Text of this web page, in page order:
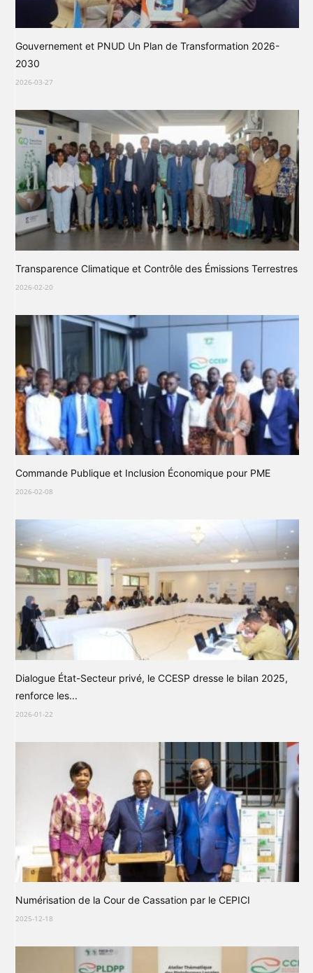
Gouvernement et PNUD Un Plan de Transformation 2026-
2030
2026-03-27
Transparence Climatique et Contrôle des Émissions Terrestres
2026-02-20
Commande Publique et Inclusion Économique pour PME
2026-02-08
Dialogue État-Secteur privé, le CCESP dresse le bilan 2025,
renforce les...
2026-01-22
Numérisation de la Cour de Cassation par le CEPICI
2025-12-18